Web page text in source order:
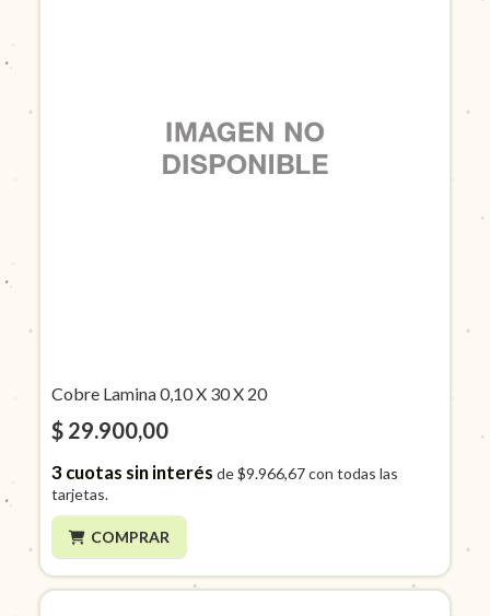
Cobre Lamina 0,10 X 30 X 20
$ 29.900,00
3cuotas sin interés de$9.966,67con todas las
tarjetas.
COMPRAR